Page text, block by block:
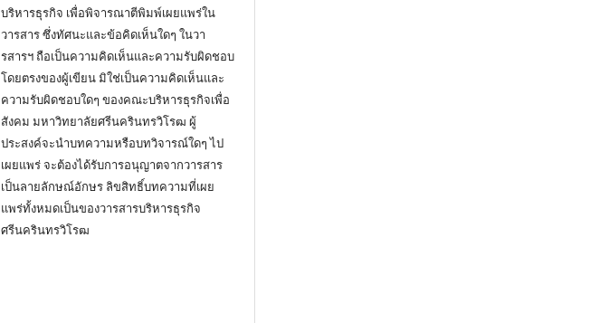
บริหารธุรกิจ เพื่อพิจารณาตีพิมพ์เผยแพร่ใน
วารสาร ซึ่งทัศนะและข้อคิดเห็นใดๆ ในวา
รสารฯ ถือเป็นความคิดเห็นและความรับผิดชอบ
โดยตรงของผู้เขียน มิใช่เป็นความคิดเห็นและ
ความรับผิดชอบใดๆ ของคณะบริหารธุรกิจเพื่อ
สังคม มหาวิทยาลัยศรีนครินทรวิโรฒ ผู้
ประสงค์จะนำบทความหรือบทวิจารณ์ใดๆ ไป
เผยแพร่ จะต้องได้รับการอนุญาตจากวารสาร
เป็นลายลักษณ์อักษร ลิขสิทธิ์บทความที่เผย
แพร่ทั้งหมดเป็นของวารสารบริหารธุรกิจ
ศรีนครินทรวิโรฒ